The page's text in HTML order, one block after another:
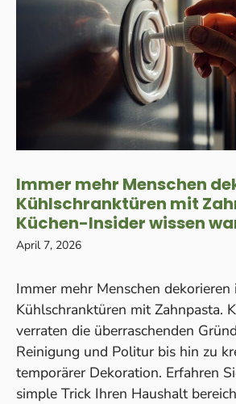
Immer mehr Menschen
Kühlschranktüren mit
Küchen-Insider wissen
April 7, 2026
Immer mehr Menschen dekorieren
Kühlschranktüren mit Zahnpasta.
verraten die überraschenden
Reinigung und Politur bis hin zu
temporärer Dekoration. Erfahren
simple Trick Ihren Haushalt